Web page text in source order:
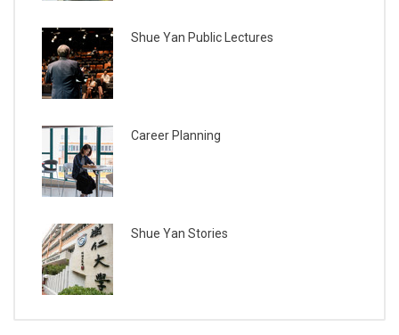
Shue Yan Public Lectures
Career Planning
Shue Yan Stories